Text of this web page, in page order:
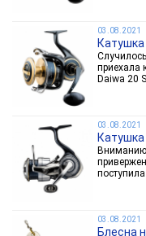
03.08.2021
приехала
Daiwa 20
03.08.2021
Вниманию
03.08.2021
Блесна